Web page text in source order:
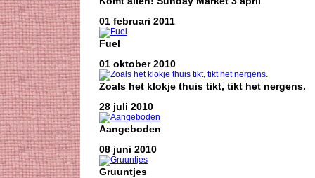
01 februari 2011
Fuel
01 oktober 2010
Zoals het klokje thuis tikt, tikt het nergens.
28 juli 2010
Aangeboden
08 juni 2010
Gruuntjes